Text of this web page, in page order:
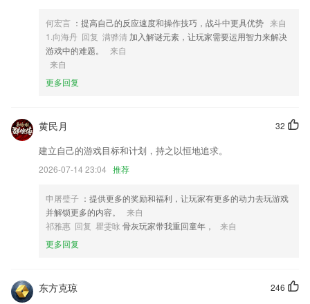
5,内置多套正装，适合多种场景的换衣功能
6,上传照片，获取处理的效果图预览。无论是老照片，还是现拍的照片，
对于我们都是一个美好的记录。通过照片修复管家软件对一些珍贵的旧照
片，智能修复保存完好。
1.收集小狗的食物
2.· 海量教学视频，助您掌握知识要点、难点
3.0元四重好礼限量抢；新生福利，3元好课；清北毕业名师提分课、精编
提分学习资料、价值550元的寒假课立减券（券后仅需49元）以及学习规
划服务限时限量免费放送！
4.每次进行题库练习学习，都可以让用户了解到更多，进步看得见。
5.·教材中的所有单词短语都可以在这里找到，轻松预习
京城国际登录更新了什么?
何宏言 ：提高自己的反应速度和操作技巧，战斗中更具优势 来自
1.向海丹 回复 满骅清 加入解谜元素，让玩家需要运用智力来解决
游戏中的难题。
来自
来自
更多回复
32
黄民月
建立自己的游戏目标和计划，持之以恒地追求。
2026-07-14 23:04 推荐
申屠璧子 ：提供更多的奖励和福利，让玩家有更多的动力去玩游戏
并解锁更多的内容。
来自
祁雅惠 回复 瞿雯咏 骨灰玩家带我重回童年，
来自
更多回复
246
东方克琼